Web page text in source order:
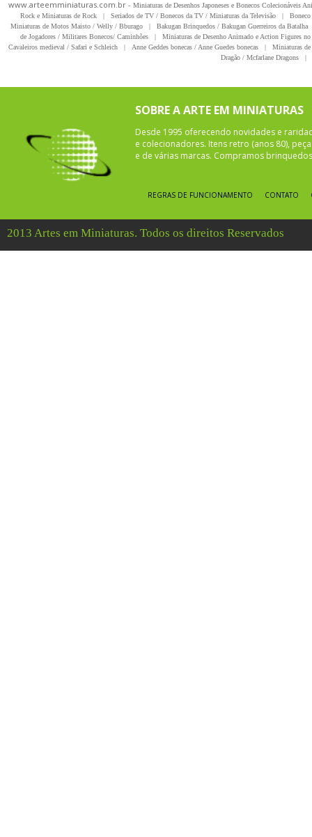
www.arteemminiaturas.com.br - Miniaturas de Desenhos Japoneses e Bonecos Colecionáveis
Rock e Miniaturas de Rock
| Seriados de TV / Bonecos da TV / Miniaturas da Televisão |
Miniaturas de Motos Maisto / Welly / Bburago
| Bakugan Brinquedos / Bakugan Guerreiros da Batalha
de Jogadores / Militares Bonecos/ Caminhões
|
Miniaturas de Desenho Animado e Action Figures
Cavaleiros medieval / Safari e Schleich
| Anne Geddes bonecas / Anne Guedes bonecas |
Miniaturas
Dragão / Mcfarlane Dragons
|
SOBRE A ARTE EM MINIATURAS
Desde 1995 oferecendo novidades e
e colecionadores. Itens retro (anos 80),
e de várias marcas. Compramos
REGRAS DE FUNCIONAMENTO CONTATO
2013 Artes em Miniaturas. Todos os direitos Reservados